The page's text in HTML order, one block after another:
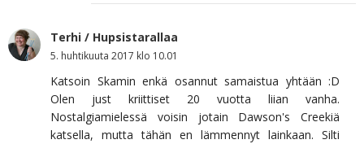
Terhi / Hupsistarallaa
5. huhtikuuta 2017 klo 10.01
Katsoin Skamin enkä osannut samaistua yhtään :D
Olen just kriittiset 20 vuotta liian vanha.
Nostalgiamielessä voisin jotain Dawson's Creekiä
katsella, mutta tähän en lämmennyt lainkaan. Silti